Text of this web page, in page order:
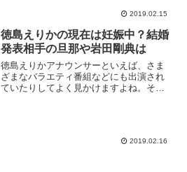
2019.02.15
徳島えりかの現在は妊娠中？結婚
発表相手の旦那や岩田剛典は
徳島えりかアナウンサーといえば、さま
ざまなバラエティ番組などにも出演され
ていたりしてよく見かけますよね。そん
2019.02.16